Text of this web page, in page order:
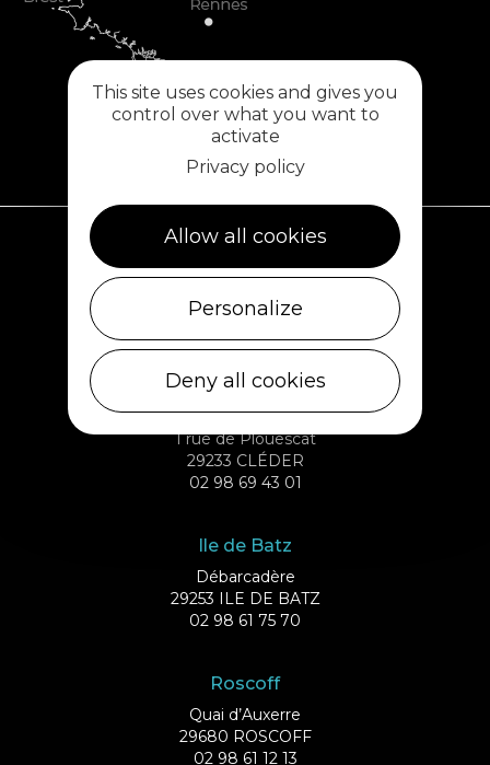
Plouescat
5, rue des Halles
02 98 69 62 18
Cléder
1 rue de Plouescat
29233 CLÉDER
02 98 69 43 01
Ile de Batz
Débarcadère
29253 ILE DE BATZ
02 98 61 75 70
Roscoff
Quai d’Auxerre
29680 ROSCOFF
02 98 61 12 13
This site uses cookies and gives you
control over what you want to
activate
Privacy policy
Allow all cookies
Personalize
Deny all cookies